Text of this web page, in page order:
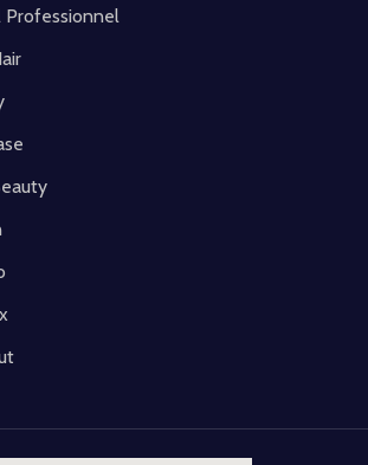
Professionnel